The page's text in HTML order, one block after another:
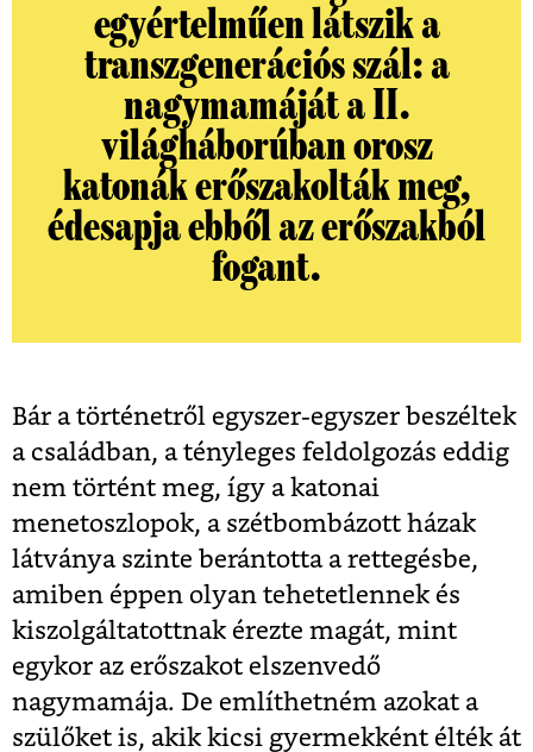
egyértelműen látszik a
transzgenerációs szál: a
nagymamáját a II.
világháborúban orosz
katonák erőszakolták meg,
édesapja ebből az erőszakból
fogant.
Bár a történetről egyszer-egyszer beszéltek
a családban, a tényleges feldolgozás eddig
nem történt meg, így a katonai
menetoszlopok, a szétbombázott házak
látványa szinte berántotta a rettegésbe,
amiben éppen olyan tehetetlennek és
kiszolgáltatottnak érezte magát, mint
egykor az erőszakot elszenvedő
nagymamája. De említhetném azokat a
szülőket is, akik kicsi gyermekként élték át